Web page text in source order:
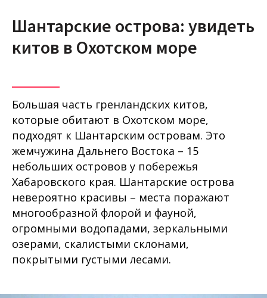
Шантарские острова: увидеть
китов в Охотском море
Большая часть гренландских китов,
которые обитают в Охотском море,
подходят к Шантарским островам. Это
жемчужина Дальнего Востока – 15
небольших островов у побережья
Хабаровского края. Шантарские острова
невероятно красивы – места поражают
многообразной флорой и фауной,
огромными водопадами, зеркальными
озерами, скалистыми склонами,
покрытыми густыми лесами.